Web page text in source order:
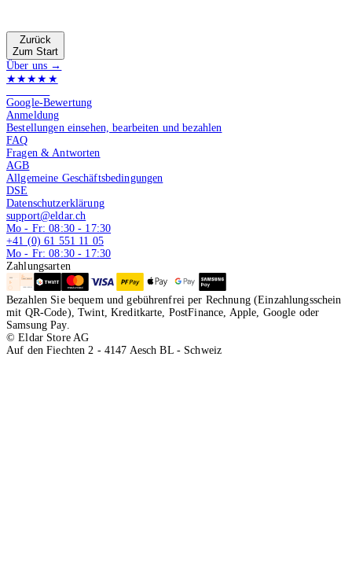
Zurück
Zum Start
Über uns →
★★★★★
Google-Bewertung
Anmeldung
Bestellungen einsehen, bearbeiten und bezahlen
FAQ
Fragen & Antworten
AGB
Allgemeine Geschäftsbedingungen
DSE
Datenschutzerklärung
support@eldar.ch
Mo - Fr: 08:30 - 17:30
+41 (0) 61 551 11 05
Mo - Fr: 08:30 - 17:30
Zahlungsarten
Bezahlen Sie bequem und gebührenfrei per Rechnung (Einzahlungsschein
mit QR-Code), Twint, Kreditkarte, PostFinance, Apple, Google oder
Samsung Pay.
© Eldar Store AG
Auf den Fiechten 2 - 4147 Aesch BL - Schweiz